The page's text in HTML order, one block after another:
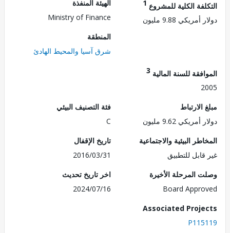
الكلية للمشروع1
9.88 مليون
الهيئة المنفذة
Ministry of Finance
شرق آسيا والمحيط الهادئ
للسنة المالية3
9.62 مليون
فئة التصنيف البيئي
البيئية والاجتماعية
للتطبيق
تاريخ الإقفال
2016/03/31
المرحلة الأخيرة
Board
اخر تاريخ تحديث
2024/07/16
Associated